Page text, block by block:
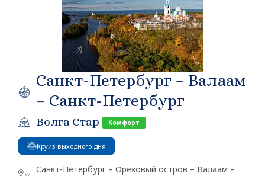
Санкт-Петербург – Валаам
– Санкт-Петербург
Волга Стар Комфорт
Круиз выходного дня
Санкт-Петербург – Ореховый остров – Валаам –